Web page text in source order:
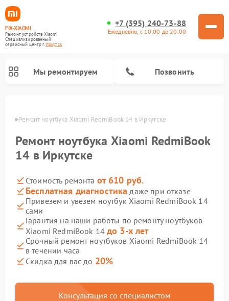
FIX-XIAOMI
Ремонт устройств Xiaomi
Специализированный
cервисный центр г.Иркутск
+7 (395) 240-73-88
Ежедневно, с 10:00 до 20:00
Мы ремонтируем Позвонить
Ремонт ноутбука Xiaomi RedmiBook 14 в Иркутске
Ремонт ноутбука Xiaomi RedmiBook
14 в Иркутске
Стоимость ремонта от 610 руб.
Бесплатная диагностика даже при отказе
Привезем и увезем ноутбук Xiaomi RedmiBook 14
сами
Гарантия на наши работы по ремонту ноутбуков
Xiaomi RedmiBook 14 до 3-х лет
Срочный ремонт ноутбуков Xiaomi RedmiBook 14
в течении часа
Скидка для вас до 20%
Консультация со специалистом